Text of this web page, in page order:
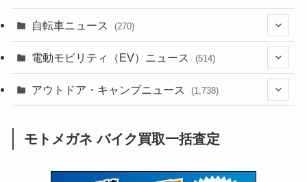
(640)
(118)
(60)
(31)
(51)
(252)
(38)
(24)
(249)
(64)
(306)
(6,965)
(2,474)
(249)
(1,226)
(12) (66)
(16)
(1,145)
(166)
(188)
(137)
(75)
(2,744)
(126)
自転車ニュース (270)
(54)
(211)
電動モビリティ（EV）ニュース (514)
(132)
(171)
(118)
アウトドア・キャンプニュース (1,738)
(1,605)
モトメガネ バイク買取一括査定